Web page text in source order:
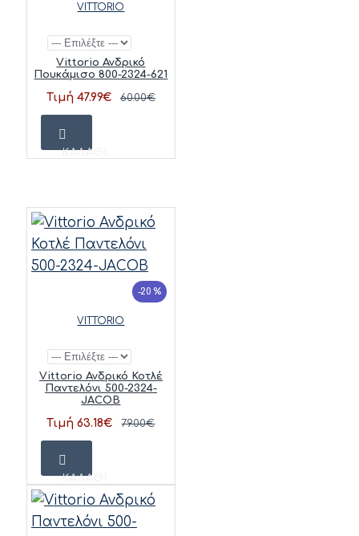
VITTORIO
Vittorio Ανδρικό
Πουκάμισο 800-2324-621
Τιμή 47.99€ 60.00€
ΚΑΛΆΘΙ
-20 %
VITTORIO
Vittorio Ανδρικό Κοτλέ
Παντελόνι 500-2324-
JACOB
Τιμή 63.18€ 79.00€
ΚΑΛΆΘΙ